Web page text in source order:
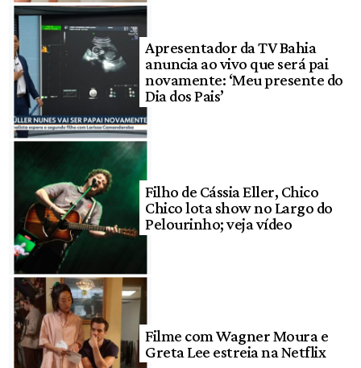
Apresentador da TV Bahia
anuncia ao vivo que será pai
novamente: ‘Meu presente do
Dia dos Pais’
Filho de Cássia Eller, Chico
Chico lota show no Largo do
Pelourinho; veja vídeo
Filme com Wagner Moura e
Greta Lee estreia na Netflix